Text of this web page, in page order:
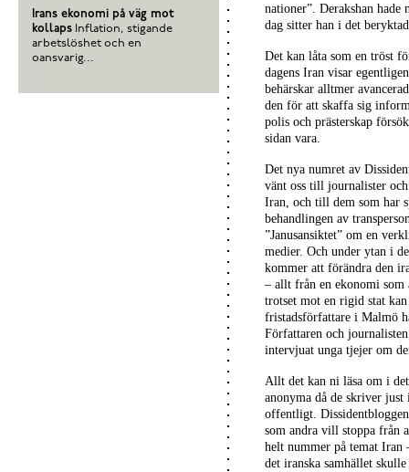
nationer”. Derakshan
dag sitter han i det
Det kan låta som en tröst
dagens Iran visar
behärskar alltmer
den för att skaffa sig
polis och prästerskap
sidan vara.
Det nya numret av
vänt oss till journalister
Iran, och till dem som har
behandlingen av
”Janusansiktet” om en
medier. Och under ytan i
kommer att förändra den
– allt från en ekonomi som
trotset mot en rigid stat
fristadsförfattare i Malmö
Författaren och
intervjuat unga tjejer om
Allt det kan ni läsa om i
anonyma då de skriver
offentligt.
som andra vill stoppa från
helt nummer på temat Iran
det iranska samhället
Irans ekonomi på väg mot
kollaps Inflation, stigande
arbetslöshet och en
oansvarig...